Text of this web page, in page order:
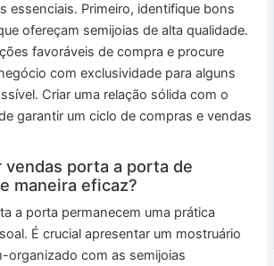
essenciais. Primeiro, identifique bons
ofereçam semijoias de alta qualidade.
favoráveis de compra e procure
com exclusividade para alguns
Criar uma relação sólida com o
garantir um ciclo de compras e vendas
vendas porta a porta de
maneira eficaz?
a porta permanecem uma prática
É crucial apresentar um mostruário
organizado com as semijoias